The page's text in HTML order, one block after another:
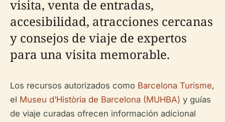
visita, venta de entradas,
accesibilidad, atracciones cercanas
y consejos de viaje de expertos
para una visita memorable.
Los recursos autorizados como Barcelona Turisme,
el Museu d’Història de Barcelona (MUHBA) y guías
de viaje curadas ofrecen información adicional